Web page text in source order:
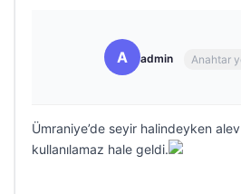
A admin Anahtar
Ümraniye’de seyir halindeyken
kullanılamaz hale geldi.